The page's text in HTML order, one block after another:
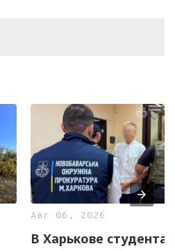
Авг 06, 2026
В Харькове студента